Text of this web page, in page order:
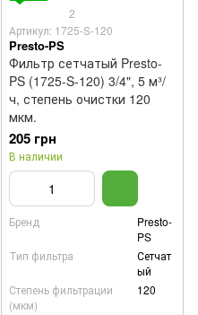
2
Артикул: 1725-S-120
Presto-PS
Фильтр сетчатый Presto-
PS (1725-S-120) 3/4", 5 м³/
ч, степень очистки 120
мкм.
205 грн
В наличии
Бренд
Presto-
PS
Тип фильтра
Сетчат
ый
Степень фильтрации
(мкм)
120